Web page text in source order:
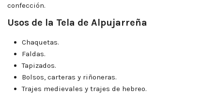
confección.
Usos de la Tela de Alpujarreña
Chaquetas.
Faldas.
Tapizados.
Bolsos, carteras y riñoneras.
Trajes medievales y trajes de hebreo.